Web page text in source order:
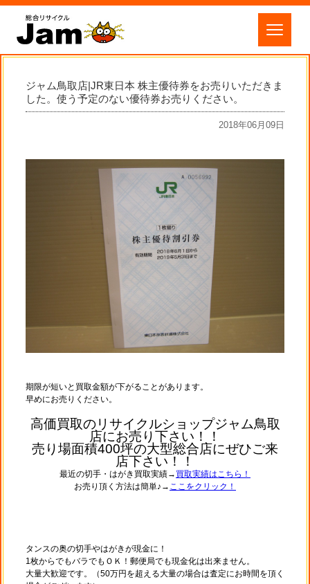
ジャム鳥取店|JR東日本 株主優待券をお売りいただきま
した。使う予定のない優待券お売りください。
2018年06月09日
期限が短いと買取金額が下がることがあります。
早めにお売りください。
高価買取のリサイクルショップジャム鳥取
店にお売り下さい！！
売り場面積400坪の大型総合店にぜひご来
店下さい！！
最近の切手・はがき買取実績→ 買取実績はこちら！
お売り頂く方法は簡単♪→ ここをクリック！
タンスの奥の切手やはがきが現金に！
1枚からでもバラでもＯＫ！郵便局でも現金化は出来ません。
大量大歓迎です。（50万円を超える大量の場合は査定にお時間を頂く